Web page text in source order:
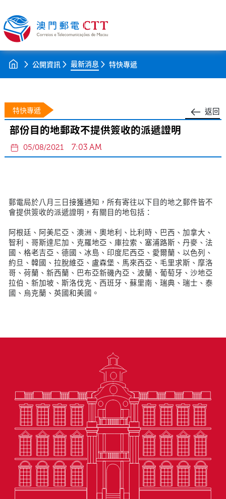
公開資訊 最新消息 特快專遞
返回
特快專遞
部份目的地郵政不提供簽收的派遞證明
05/08/2021 7:03 AM
郵電局於八月三日接獲通知，所有寄往以下目的地之郵件皆不
會提供簽收的派遞證明，有關目的地包括：
阿根廷、阿美尼亞、澳洲、奧地利、比利時、巴西、加拿大、
智利、哥斯達尼加、克羅地亞、庫拉索、塞浦路斯、丹麥、法
國、格老吉亞、德國、冰島、印度尼西亞、愛爾蘭、以色列、
約旦、韓國、拉脫維亞、盧森堡、馬來西亞、毛里求斯、摩洛
哥、荷蘭、新西蘭、巴布亞新磯內亞、波蘭、葡萄牙、沙地亞
拉伯、新加坡、斯洛伐克、西班牙、蘇里南、瑞典、瑞士、泰
國、烏克蘭、英國和美國。